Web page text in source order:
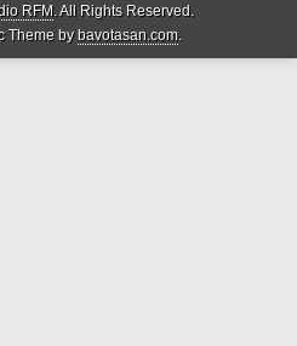
RFM. All Rights Reserved.
Theme bybavotasan.com.